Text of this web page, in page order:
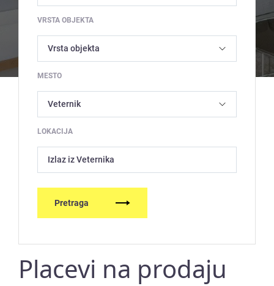
VRSTA OBJEKTA
MESTO
LOKACIJA
Izlaz iz Veternika
Pretraga
Placevi na prodaju